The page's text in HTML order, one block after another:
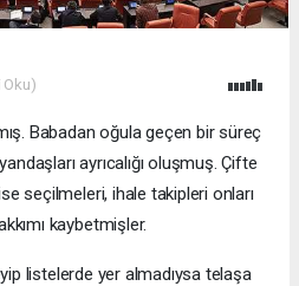
Oku)
Babadan oğula geçen bir süreç
ayrıcalığı oluşmuş. Çifte
seçilmeleri, ihale takipleri onları
kaybetmişler.
listelerde yer almadıysa telaşa